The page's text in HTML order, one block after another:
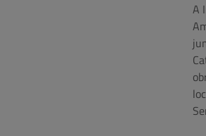
A